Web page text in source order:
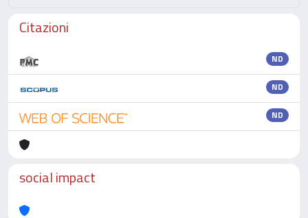
Citazioni
ND
ND
ND
social impact